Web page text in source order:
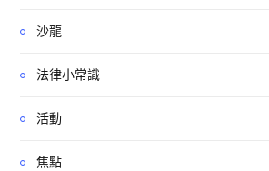
沙龍
法律小常識
活動
焦點